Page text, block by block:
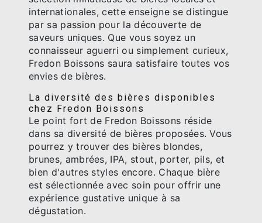
internationales, cette enseigne se distingue
par sa passion pour la découverte de
saveurs uniques. Que vous soyez un
connaisseur aguerri ou simplement curieux,
Fredon Boissons saura satisfaire toutes vos
envies de bières.
La diversité des bières disponibles
chez Fredon Boissons
Le point fort de Fredon Boissons réside
dans sa diversité de bières proposées. Vous
pourrez y trouver des bières blondes,
brunes, ambrées, IPA, stout, porter, pils, et
bien d'autres styles encore. Chaque bière
est sélectionnée avec soin pour offrir une
expérience gustative unique à sa
dégustation.